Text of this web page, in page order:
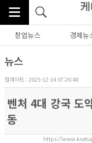
창업뉴스 경제뉴
뉴스
업데이트 : 2025-12-24 07:26:48
벤처 4대 강국 도
동
https://